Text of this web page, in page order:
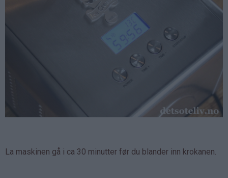
La maskinen gå i ca 30 minutter før du blander inn krokanen.